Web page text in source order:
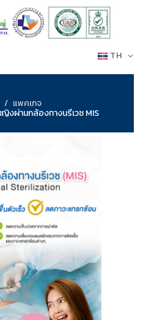
TH
แพคเกจ
งผ่านกล้องทางนรีเวช MIS